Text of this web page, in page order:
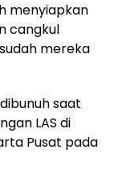
menyiapkan
cangkul
mereka
saat
LAS di
Pusat pada